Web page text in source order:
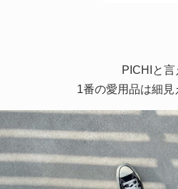
ュアル 春夏秋
ム denim
ジナル 8500
PICHIと言
1番の愛用品は細見